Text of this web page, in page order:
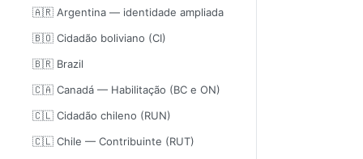
🇦🇷 Argentina — identidade ampliada
🇧🇴 Cidadão boliviano (CI)
🇧🇷 Brazil
🇨🇦 Canadá — Habilitação (BC e ON)
🇨🇱 Cidadão chileno (RUN)
🇨🇱 Chile — Contribuinte (RUT)